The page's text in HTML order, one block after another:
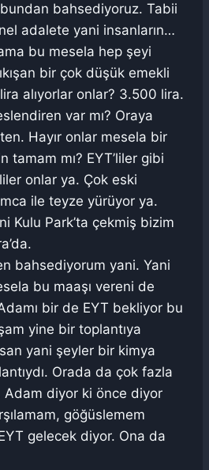
bahsediyoruz. Tabii
adalete yani insanların…
bu mesela hep şeyi
bir çok düşük emekli
alıyorlar onlar? 3.500 lira.
var mı? Oraya
Hayır onlar mesela bir
tamam mı? EYT’liler gibi
onlar ya. Çok eski
ile teyze yürüyor ya.
Kulu Park’ta çekmiş bizim
bahsediyorum yani. Yani
bu maaşı vereni de
bir de EYT bekliyor bu
yine bir toplantıya
yani şeyler bir kimya
Orada da çok fazla
Adam diyor ki önce diyor
göğüslemem
gelecek diyor. Ona da